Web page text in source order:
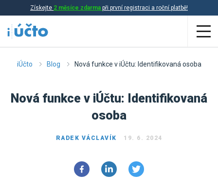
Získejte 2 měsíce zdarma při první registraci a roční platbě!
Aplikace
Online účetnictví
Ceník
iÚčto Blog Nová funkce v iÚčtu: Identifikovaná osoba
Nová funkce v iÚčtu: Identifikovaná
osoba
RADEK VÁCLAVÍK 19. 6. 2024